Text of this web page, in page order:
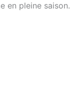
en pleine saison.